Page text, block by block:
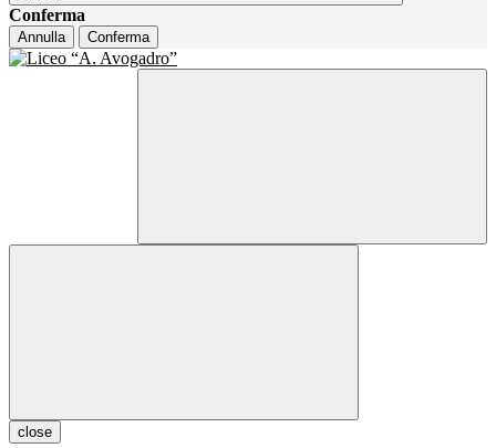
Conferma
Annulla Conferma
close